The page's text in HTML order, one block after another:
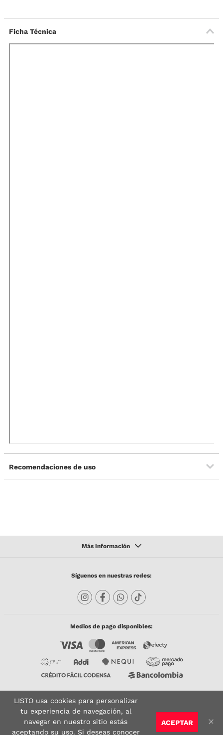
Ficha Técnica
Recomendaciones de uso
Síguenos en nuestras redes:
Medios de pago disponibles:
Copyright © 2023 TODACO S.A.S. Listo Mundo Cerámico. All Rights Reserved. Powered
by
Sitio seguro: Vigilado por: Certificado:
ACEPTAR
LISTO usa cookies para personalizar
tu experiencia de navegación, al
navegar en nuestro sitio estás
aceptando su uso. Si deseas conocer